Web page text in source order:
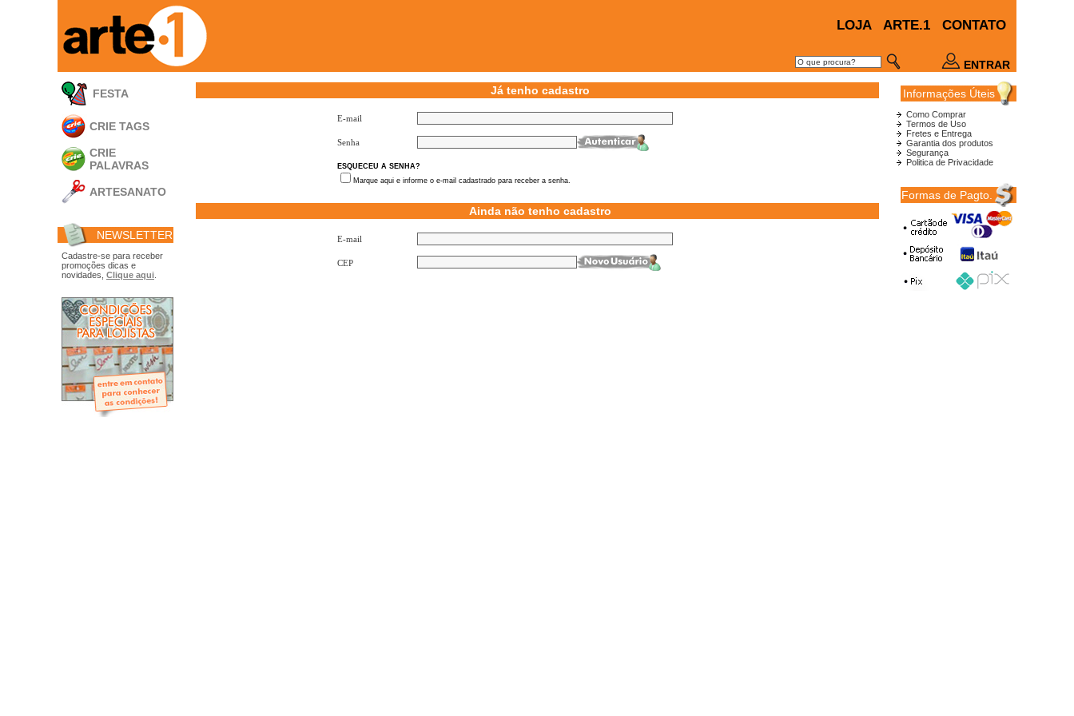
LOJA ARTE.1 CONTATO
ENTRAR
FESTA
CRIE TAGS
CRIE
PALAVRAS
ARTESANATO
Acrílico
Porta Retratos
Ferramentas
- Carimbões
- Embalagens
- Máscaras
- Espátulas
- Diversos
Álbuns
- Mini-Álbuns
- Páginas Mini
- Páginas Scrap
- Argolas
NEWSLETTER
Cadastre-se para receber
promoções dicas e
novidades, Clique aqui
Já tenho cadastro
E-mail
Senha
ESQUECEU A SENHA?
Marque aqui e informe o e-mail cadastrado para receber a senha.
Ainda não tenho cadastro
E-mail
CEP
Informações Úteis
Como Comprar
Termos de Uso
Fretes e Entrega
Garantia dos produtos
Segurança
Politica de Privacidade
Formas de Pagto.